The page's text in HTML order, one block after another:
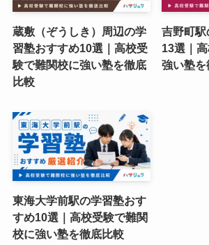
蔵敷（ぞうしき）周辺の学
習塾おすすめ10選｜高校受
験で難関校に強い塾を徹底
比較
吉野町
13選｜
強い塾
東海大学前駅の学習塾おす
すめ10選｜高校受験で難関
校に強い塾を徹底比較